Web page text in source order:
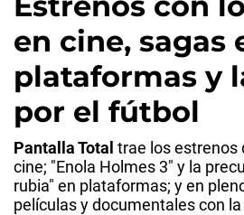
en cine, sagas
plataformas y
por el fútbol
Pantalla Total trae los estrenos
cine; "Enola Holmes 3" y la
rubia" en plataformas; y en
películas y documentales con